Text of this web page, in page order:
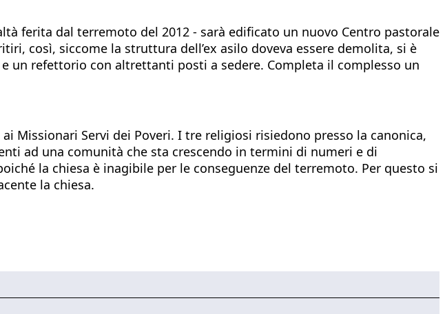
ferita dal terremoto del 2012 - sarà edificato un nuovo Centro pastorale
così, siccome la struttura dell’ex asilo doveva essere demolita, si è
un refettorio con altrettanti posti a sedere. Completa il complesso un
Missionari Servi dei Poveri. I tre religiosi risiedono presso la canonica,
ad una comunità che sta crescendo in termini di numeri e di
la chiesa è inagibile per le conseguenze del terremoto. Per questo si
la chiesa.